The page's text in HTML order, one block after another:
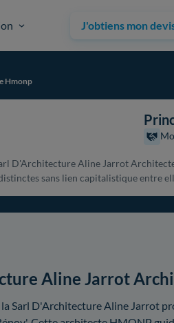
J'obtiens mon
Hmonp
D'Architecture Aline Jarrot
sans lien capitalistique entre
Aline Jarrot
Sarl D'Architecture Aline Jarrot